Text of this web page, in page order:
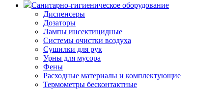
Санитарно-гигиеническое оборудование
Диспенсеры
Дозаторы
Лампы инсектицидные
Системы очистки воздуха
Сушилки для рук
Урны для мусора
Фены
Расходные материалы и комплектующие
Термометры бесконтактные